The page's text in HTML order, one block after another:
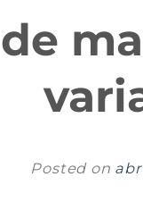
Posted on